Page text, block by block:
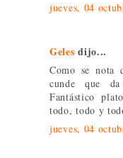
jueves, 04
Geles dijo...
Como se nota
cunde que
Fantástico
todo, todo y
jueves, 04